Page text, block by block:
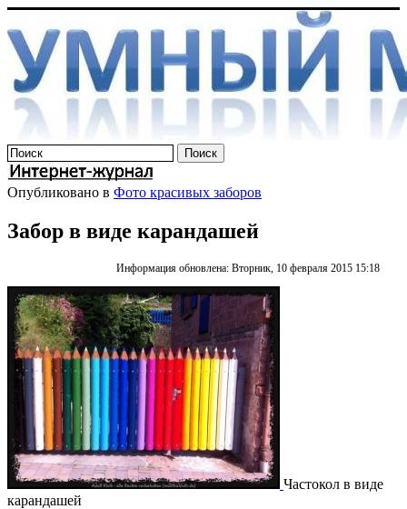
Опубликовано в Фото красивых заборов
Забор в виде карандашей
Информация обновлена: Вторник, 10 февраля 2015 15:18
Частокол в виде
карандашей